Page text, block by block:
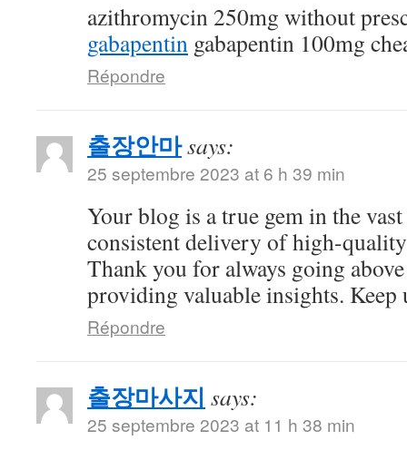
azithromycin 250mg without
gabapentin gabapentin 100mg
Répondre
출장안마says:
25 septembre 2023 at 6 h 39 min
Your blog is a true gem in the
consistent delivery of high-
Thank you for always going
providing valuable insights.
Répondre
출장마사지 says:
25 septembre 2023 at 11 h 38 min